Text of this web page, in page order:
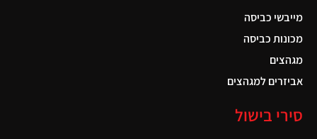
מייבשי כביסה
מכונות כביסה
מגהצים
אביזרים למגהצים
סירי בישול